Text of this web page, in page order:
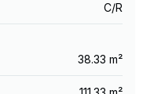
C/R
38.33 m²